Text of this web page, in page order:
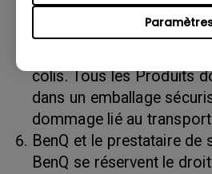
preuve du lieu et de la
numéro RMA doit être
colis. Tous les Produits
dans un emballage
dommage lié au
BenQ et le prestataire de
BenQ se réservent le